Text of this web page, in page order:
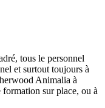
tous le personnel
et surtout toujours à
Animalia à
sur place, ou à